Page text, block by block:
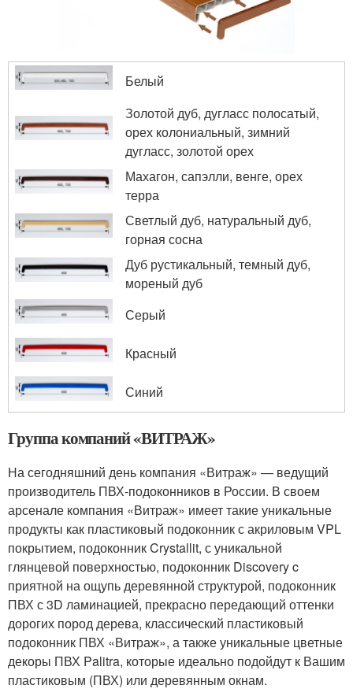
Белый
Золотой дуб, дугласс полосатый,
орех колониальный, зимний
дугласс, золотой орех
Махагон, сапэлли, венге, орех
терра
Светлый дуб, натуральный дуб,
горная сосна
Дуб рустикальный, темный дуб,
мореный дуб
Серый
Красный
Синий
Группа компаний «ВИТРАЖ»
На сегодняшний день компания «Витраж» — ведущий
производитель ПВХ-подоконников в России. В своем
арсенале компания «Витраж» имеет такие уникальные
продукты как пластиковый подоконник с акриловым VPL
покрытием, подоконник Crystallit, с уникальной
глянцевой поверхностью, подоконник Discovery c
приятной на ощупь деревянной структурой, подоконник
ПВХ с 3D ламинацией, прекрасно передающий оттенки
дорогих пород дерева, классический пластиковый
подоконник ПВХ «Витраж», а также уникальные цветные
декоры ПВХ Palitra, которые идеально подойдут к Вашим
пластиковым (ПВХ) или деревянным окнам.